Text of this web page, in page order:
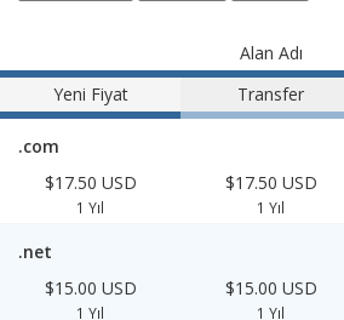
Alan Adı
Yeni Fiyat
Transfer
.com
$17.50 USD
1 Yıl
$17.50 USD
1 Yıl
.net
$15.00 USD
1 Yıl
$15.00 USD
1 Yıl